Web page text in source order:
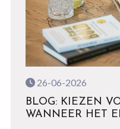
26-06-2026
BLOG: KIEZEN
WANNEER HET